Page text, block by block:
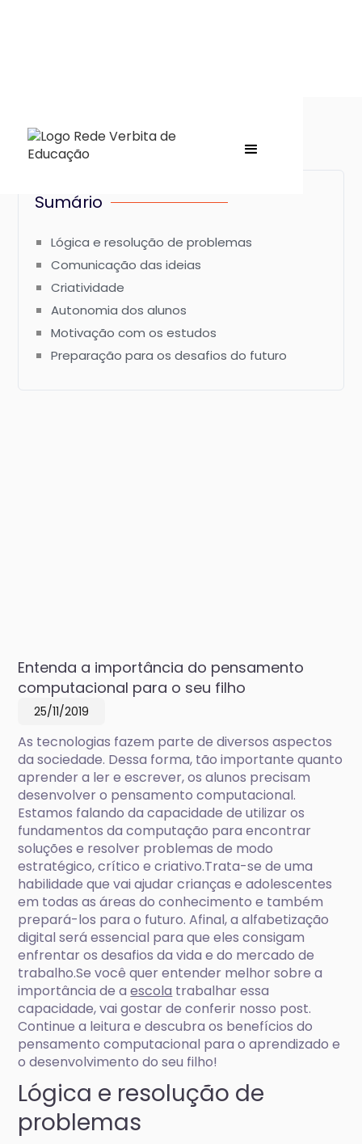
Sumário
Lógica e resolução de problemas
Comunicação das ideias
Criatividade
Autonomia dos alunos
Motivação com os estudos
Preparação para os desafios do futuro
Entenda a importância do pensamento
computacional para o seu filho
25/11/2019
As tecnologias fazem parte de diversos aspectos
da sociedade. Dessa forma, tão importante quanto
aprender a ler e escrever, os alunos precisam
desenvolver o pensamento computacional.
Estamos falando da capacidade de utilizar os
fundamentos da computação para encontrar
soluções e resolver problemas de modo
estratégico, crítico e criativo.Trata-se de uma
habilidade que vai ajudar crianças e adolescentes
em todas as áreas do conhecimento e também
prepará-los para o futuro. Afinal, a alfabetização
digital será essencial para que eles consigam
enfrentar os desafios da vida e do mercado de
trabalho.Se você quer entender melhor sobre a
importância de aescola trabalhar essa
capacidade, vai gostar de conferir nosso post.
Continue a leitura e descubra os benefícios do
pensamento computacional para o aprendizado e
o desenvolvimento do seu filho!
Lógica e resolução de
problemas